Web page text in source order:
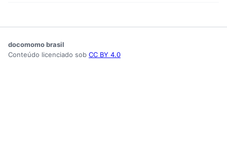
docomomo brasil
Conteúdo licenciado sob CC BY 4.0